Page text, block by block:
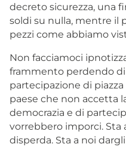
decreto sicurezza, una
soldi su nulla, mentre il
pezzi come abbiamo
Non facciamoci
frammento perdendo di
partecipazione di piazza
paese che non accetta
democrazia e di
vorrebbero imporci. Sta
disperda. Sta a noi